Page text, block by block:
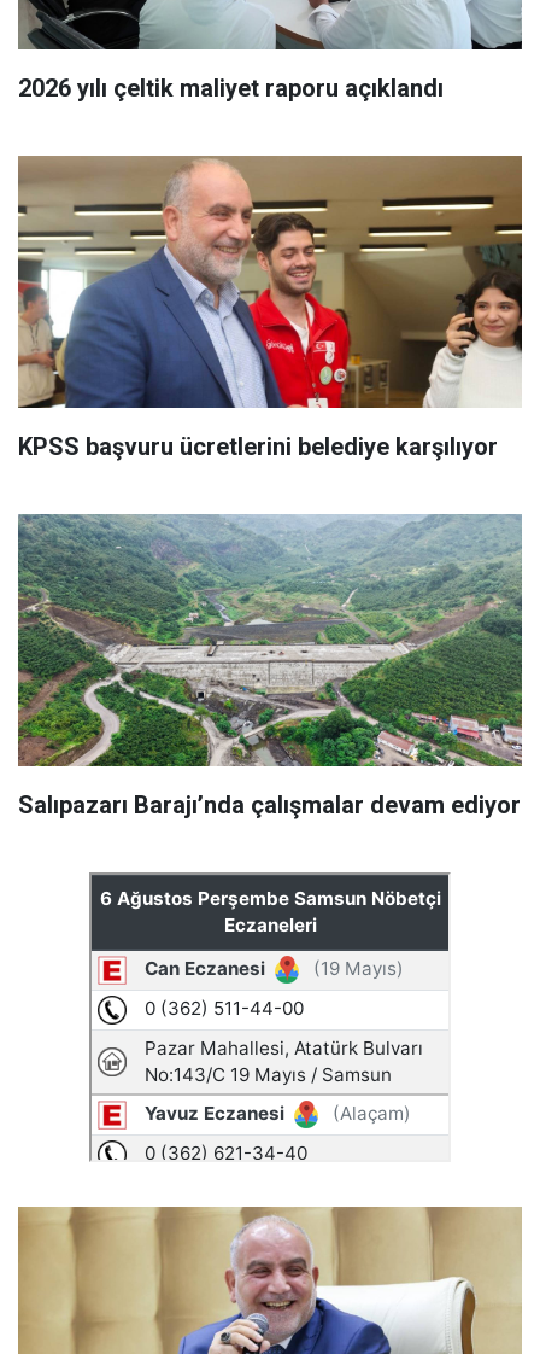
2026 yılı çeltik maliyet raporu açıklandı
KPSS başvuru ücretlerini belediye karşılıyor
Salıpazarı Barajı’nda çalışmalar devam ediyor